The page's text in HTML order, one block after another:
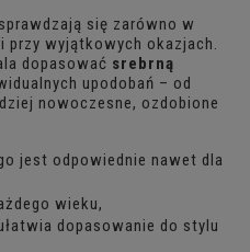
się zarówno w
przy wyjątkowych okazjach.
dopasować srebrną
upodobań – od
nowoczesne, ozdobione
jest odpowiednie nawet dla
wieku,
dopasowanie do stylu